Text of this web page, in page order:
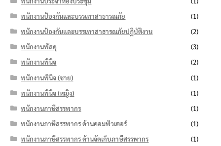
พนักงานป้องกันและบรรเทาสาธารณภัย
(1)
พนักงานป้องกันและบรรเทาสาธารณภัยปฏิบัติงาน
(2)
พนักงานพัสดุ
(3)
พนักงานพินิจ
(2)
พนักงานพินิจ (ชาย)
(1)
พนักงานพินิจ (หญิง)
(1)
พนักงานภาษีสรรพากร
(1)
พนักงานภาษีสรรพากร ด้านคอมพิวเตอร์
(1)
พนักงานภาษีสรรพากร ด้านจัดเก็บภาษีสรรพากร
(1)